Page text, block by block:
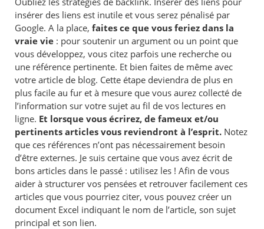
insérer des liens est inutile et vous serez pénalisé par
Google. A la place,faites ce que vous feriez dans la
vraie vie : pour soutenir un argument ou un point que
vous développez, vous citez parfois une recherche ou
une référence pertinente. Et bien faites de même avec
votre article de blog. Cette étape deviendra de plus en
plus facile au fur et à mesure que vous aurez collecté de
l’information sur votre sujet au fil de vos lectures en
ligne. Et lorsque vous écrirez, de fameux et/ou
pertinents articles vous reviendront à l’esprit. Notez
que ces références n’ont pas nécessairement besoin
d’être externes. Je suis certaine que vous avez écrit de
bons articles dans le passé : utilisez les ! Afin de vous
aider à structurer vos pensées et retrouver facilement ces
articles que vous pourriez citer, vous pouvez créer un
document Excel indiquant le nom de l’article, son sujet
principal et son lien.